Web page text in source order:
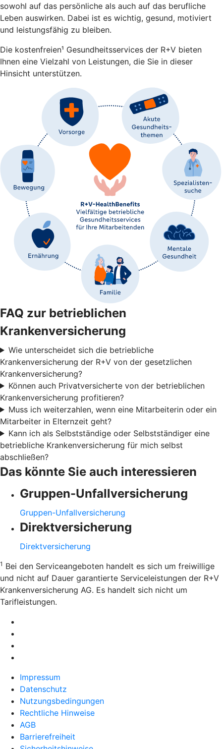
sowohl auf das persönliche als auch auf das berufliche
Leben auswirken. Dabei ist es wichtig, gesund, motiviert
und leistungsfähig zu bleiben.
Die kostenfreien¹ Gesundheitsservices der R+V bieten
Ihnen eine Vielzahl von Leistungen, die Sie in dieser
Hinsicht unterstützen.
FAQ zur betrieblichen
Krankenversicherung
Wie unterscheidet sich die betriebliche
Krankenversicherung der R+V von der gesetzlichen
Krankenversicherung?
Können auch Privatversicherte von der betrieblichen
Krankenversicherung profitieren?
Muss ich weiterzahlen, wenn eine Mitarbeiterin oder ein
Mitarbeiter in Elternzeit geht?
Kann ich als Selbstständige oder Selbstständiger eine
betriebliche Krankenversicherung für mich selbst
abschließen?
Das könnte Sie auch interessieren
Gruppen-Unfallversicherung
Gruppen-Unfallversicherung
Direktversicherung
Direktversicherung
1 Bei den Serviceangeboten handelt es sich um freiwillige
und nicht auf Dauer garantierte Serviceleistungen der R+V
Krankenversicherung AG. Es handelt sich nicht um
Tarifleistungen.
Impressum
Datenschutz
Nutzungsbedingungen
Rechtliche Hinweise
AGB
Barrierefreiheit